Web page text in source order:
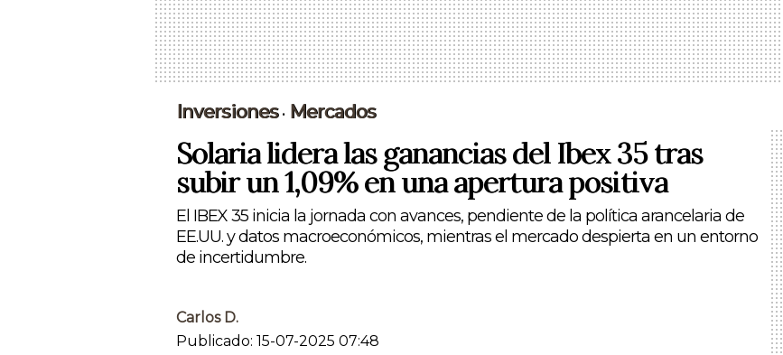
Inversiones• Mercados
Solaria lidera las ganancias del Ibex 35 tras
subir un 1,09% en una apertura positiva
El IBEX 35 inicia la jornada con avances, pendiente de la política arancelaria de
EE.UU. y datos macroeconómicos, mientras el mercado despierta en un entorno
de incertidumbre.
Carlos D.
Publicado: 15-07-2025 07:48